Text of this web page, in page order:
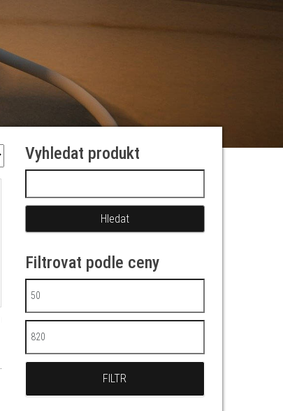
Vyhledat produkt
Filtrovat podle ceny
Minimální cena
Maximální cena
FILTR